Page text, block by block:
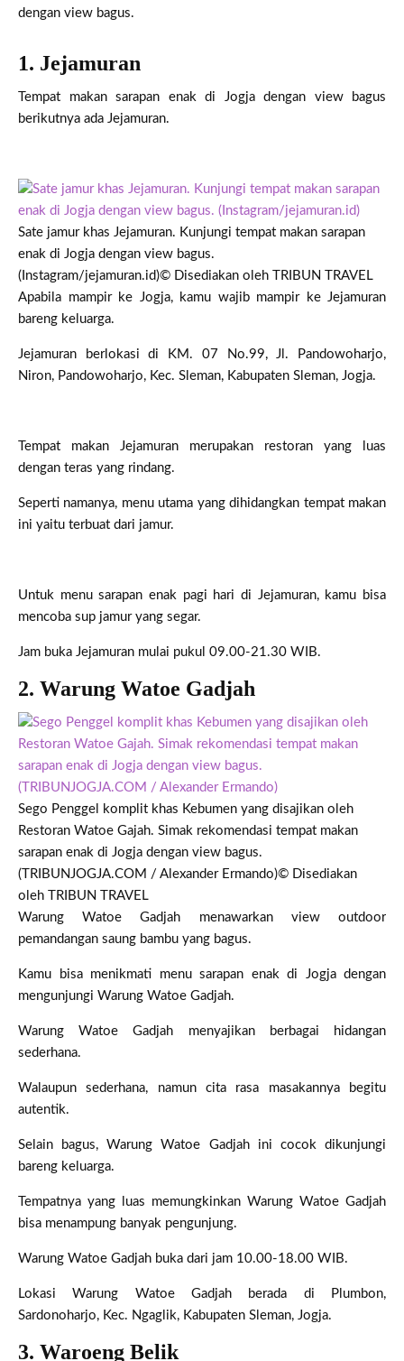
dengan view bagus.
1. Jejamuran
Tempat makan sarapan enak di Jogja dengan view bagus
berikutnya ada Jejamuran.
Sate jamur khas Jejamuran. Kunjungi tempat makan sarapan
enak di Jogja dengan view bagus.
(Instagram/jejamuran.id)© Disediakan oleh TRIBUN TRAVEL
Apabila mampir ke Jogja, kamu wajib mampir ke Jejamuran
bareng keluarga.
Jejamuran berlokasi di KM. 07 No.99, Jl. Pandowoharjo,
Niron, Pandowoharjo, Kec. Sleman, Kabupaten Sleman, Jogja.
Tempat makan Jejamuran merupakan restoran yang luas
dengan teras yang rindang.
Seperti namanya, menu utama yang dihidangkan tempat makan
ini yaitu terbuat dari jamur.
Untuk menu sarapan enak pagi hari di Jejamuran, kamu bisa
mencoba sup jamur yang segar.
Jam buka Jejamuran mulai pukul 09.00-21.30 WIB.
2. Warung Watoe Gadjah
Sego Penggel komplit khas Kebumen yang disajikan oleh
Restoran Watoe Gajah. Simak rekomendasi tempat makan
sarapan enak di Jogja dengan view bagus.
(TRIBUNJOGJA.COM / Alexander Ermando)© Disediakan
oleh TRIBUN TRAVEL
Warung Watoe Gadjah menawarkan view outdoor
pemandangan saung bambu yang bagus.
Kamu bisa menikmati menu sarapan enak di Jogja dengan
mengunjungi Warung Watoe Gadjah.
Warung Watoe Gadjah menyajikan berbagai hidangan
sederhana.
Walaupun sederhana, namun cita rasa masakannya begitu
autentik.
Selain bagus, Warung Watoe Gadjah ini cocok dikunjungi
bareng keluarga.
Tempatnya yang luas memungkinkan Warung Watoe Gadjah
bisa menampung banyak pengunjung.
Warung Watoe Gadjah buka dari jam 10.00-18.00 WIB.
Lokasi Warung Watoe Gadjah berada di Plumbon,
Sardonoharjo, Kec. Ngaglik, Kabupaten Sleman, Jogja.
3. Waroeng Belik